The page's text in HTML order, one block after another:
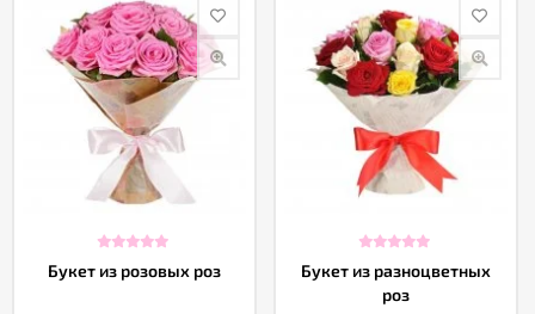
Букет из розовых роз
Букет из разноцветных
роз